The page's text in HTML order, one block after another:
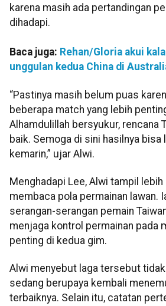
karena masih ada pertandingan
dihadapi.
Baca juga: Rehan/Gloria akui
unggulan kedua China di
“Pastinya masih belum puas
beberapa match yang lebih
Alhamdulillah bersyukur, rencana
baik. Semoga di sini hasilnya bisa
kemarin,” ujar Alwi.
Menghadapi Lee, Alwi tampil
membaca pola permainan lawan.
serangan-serangan pemain
menjaga kontrol permainan pada
penting di kedua gim.
Alwi menyebut laga tersebut
sedang berupaya kembali
terbaiknya. Selain itu, catatan